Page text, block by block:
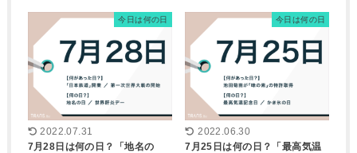
今日は何の日
2022.07.31
7月28日は何の日？「地名の
今日は何の日
2022.06.30
7月25日は何の日？「最高気温